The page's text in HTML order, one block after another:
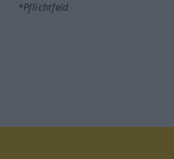
*Pflichtfeld